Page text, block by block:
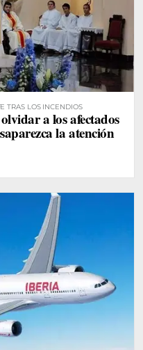
TRAS LOS INCENDIOS
a los afectados
la atención